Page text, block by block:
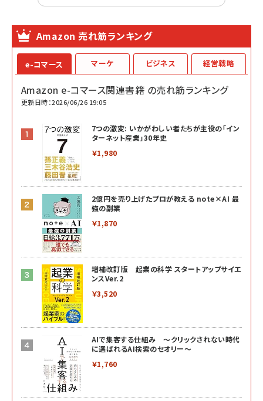
Amazon 売れ筋ランキング
e-コマース
Amazon e-コマース関連書籍 の売れ筋ランキング
更新日時：2026/06/26 19:05
7つの激変: いかがわしい者たちが主役の「イン
ターネット産業」30年史
￥1,980
2億円を売り上げたプロが教える note×AI 最
強の副業
￥1,870
増補改訂版 起業の科学 スタートアップサイエ
ンスVer.2
￥3,520
AIで集客する仕組み ～クリックされない時代
に選ばれるAI検索のセオリー～
￥1,760
マーケ ビジネス 経営戦略